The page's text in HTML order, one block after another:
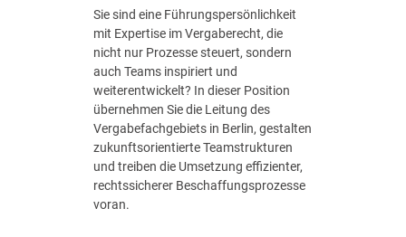
Sie sind eine Führungs­persön­lichkeit
mit Expertise im Vergaberecht, die
nicht nur Prozesse steuert, sondern
auch Teams inspiriert und
weiterentwickelt? In dieser Position
übernehmen Sie die Leitung des
Vergabe­fachgebiets in Berlin, gestalten
zukunfts­orientierte Teamstrukturen
und treiben die Umsetzung effizienter,
rechtssicherer Beschaffungs­prozesse
voran.